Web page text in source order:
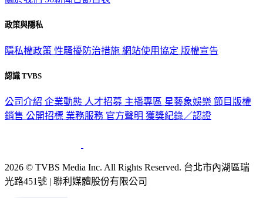
政策與隱私
隱私權政策 性騷擾防治措施 網站使用協定 版權宣告
認識 TVBS
公司介紹 企業動態 人才招募 主播專區 星藝象娛樂 節目版權
銷售 公開招標 業務服務 官方聲明 獲獎紀錄／認證
2026 © TVBS Media Inc. All Rights Reserved. 台北市內湖區瑞
光路451號 | 聯利媒體股份有限公司